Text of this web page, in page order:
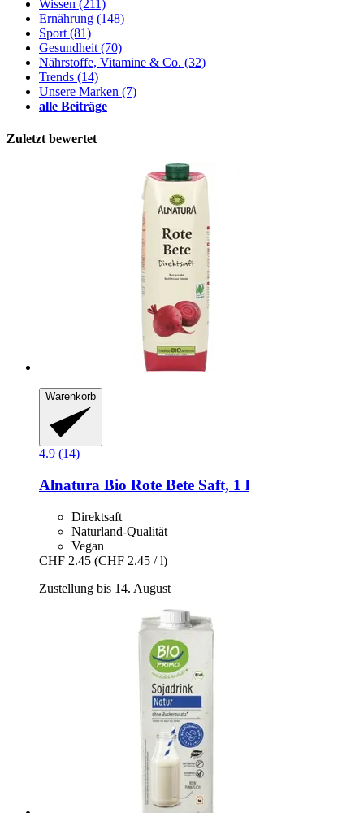
Wissen (211)
Ernährung (148)
Sport(81)
Gesundheit(70)
Nährstoffe, Vitamine & Co. (32)
Trends (14)
Unsere Marken (7)
alle Beiträge
Zuletzt bewertet
Warenkorb
4.9 (14)
Alnatura Bio Rote Bete Saft, 1 l
Direktsaft
Naturland-Qualität
Vegan
CHF 2.45 (CHF 2.45 / l)
Zustellung bis 14. August